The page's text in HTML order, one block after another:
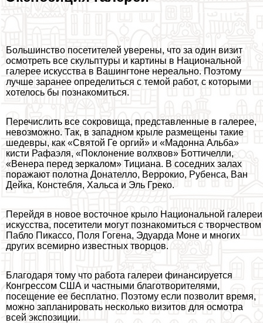
Большинство посетителей уверены, что за один визит
осмотреть все скульптуры и картины в Национальной
галерее искусства в Вашингтоне нереально. Поэтому
лучше заранее определиться с темой работ, с которыми
хотелось бы познакомиться.
Перечислить все сокровища, представленные в галерее,
невозможно. Так, в западном крыле размещены такие
шедевры, как «Святой Ге opгий» и «Мадонна Альба»
кисти Рафаэля, «Поклонение волхвов» Боттичелли,
«Венера перед зеркалом» Тициана. В соседних залах
поражают полотна Донателло, Веррокио, Рубенса, Ван
Дейка, Констeбля, Хальса и Эль Греко.
Перейдя в новое восточное крыло Национальной галереи
искусства, посетители могут познакомиться с творчеством
Пабло Пикассо, Поля Гогена, Эдуарда Моне и многих
других всемирно известных творцов.
Благодаря тому что работа галереи финансируется
Конгрессом США и частными благотворителями,
посещение ее бесплатно. Поэтому если позволит время,
можно запланировать несколько визитов для осмотра
всей экспозиции.